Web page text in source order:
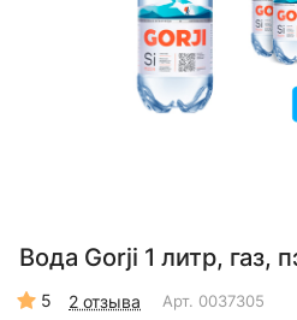
Вода Gorji 1 литр, газ,
5 2 отзыва Арт. 0037305